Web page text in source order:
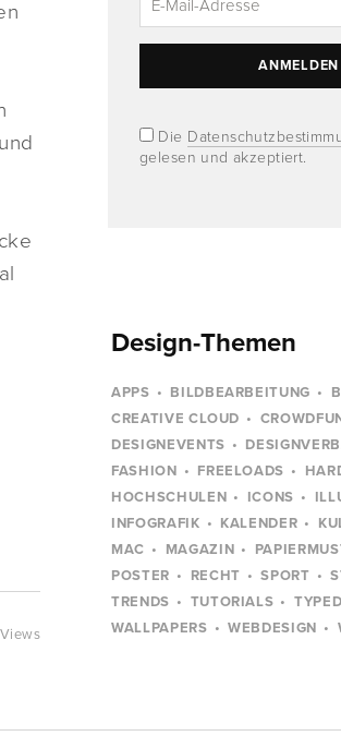
Die
gelesen und akzeptiert.
Design-Themen
APPS BILDBEARBEITUNG
CREATIVE CLOUD
DESIGNEVENTS
FASHION
FREELOADS
HOCHSCHULEN
ICONS
INFOGRAFIK
KALENDER
MAC
MAGAZIN
POSTER
RECHT SPORT
TRENDS
TUTORIALS
WALLPAPERS
WEBDESIGN